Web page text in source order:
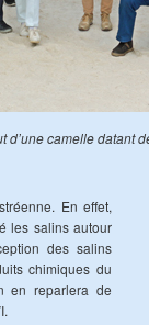
d’une camelle datant
En effet,
les salins autour
des salins
chimiques du
en reparlera de